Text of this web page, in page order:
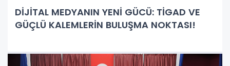
DİJİTAL MEDYANIN YENİ GÜCÜ: TİGAD VE
GÜÇLÜ KALEMLERİN BULUŞMA NOKTASI!